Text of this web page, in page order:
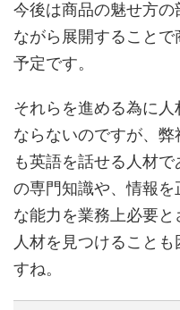
今後は商品の魅せ方の
ながら展開することで
予定です。
それらを進める為に
ならないのですが、
も英語を話せる人材
の専門知識や、情報
な能力を業務上必要
人材を見つけること
すね。